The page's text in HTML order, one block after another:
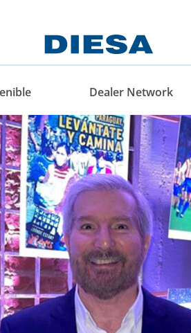
Dealer Network